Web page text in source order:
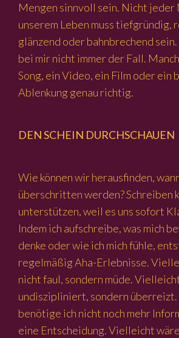
Mengen sinnvoll sein. Nicht jeder
unserem Leben muss tiefgründig,
glänzend oder bahnbrechend
bei mir nicht immer der Fall.
Song, ein Video, ein Film oder ein
Ablenkung genau richtig.
DEN SCHEIN DURCHSCHAUEN
Wie können wir herausfinden,
überschritten werden? Schreiben
unterstützen, weil es uns sofort
Indem ich aufschreibe, was mich
denke oder wie ich mich fühle,
regelmäßig Aha-Erlebnisse.
nicht faul, sondern müde.
undiszipliniert, sondern
benötige ich nicht noch mehr
eine Entscheidung. Vielleicht